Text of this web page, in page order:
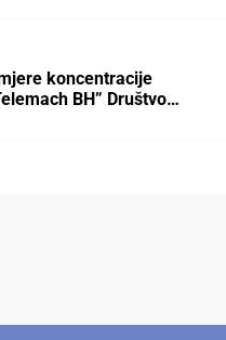
koncentracije
BH” Društvo…